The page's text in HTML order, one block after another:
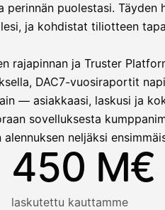
puolestasi. Täyden
ja kohdistat tiliotteen
rajapinnan ja Truster
DAC7-vuosiraportit
— asiakkaasi, laskusi ja
sovelluksesta
neljäksi
450 M€
laskutettu kauttamme